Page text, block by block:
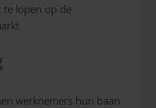
lopen op de
werknemers hun baan